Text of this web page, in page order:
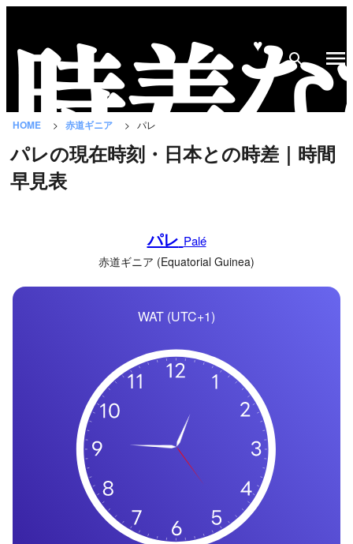
♥
HOME 赤道ギニア パレ
パレの現在時刻・日本との時差｜時間
早見表
パレ Palé
赤道ギニア (Equatorial Guinea)
WAT (UTC+1)
な
と
は？